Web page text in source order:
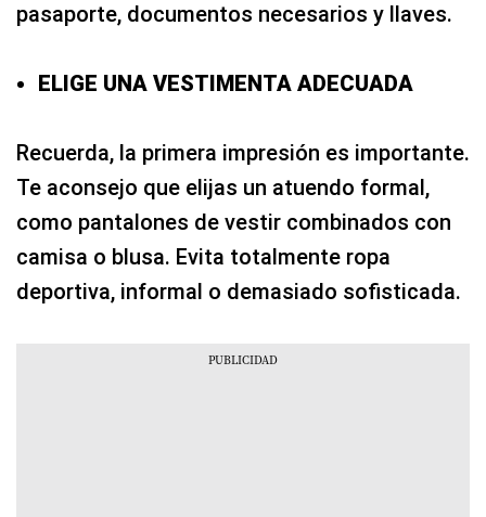
pasaporte, documentos necesarios y llaves.
ELIGE UNA VESTIMENTA ADECUADA
Recuerda, la primera impresión es importante.
Te aconsejo que elijas un atuendo formal,
como pantalones de vestir combinados con
camisa o blusa. Evita totalmente ropa
deportiva, informal o demasiado sofisticada.